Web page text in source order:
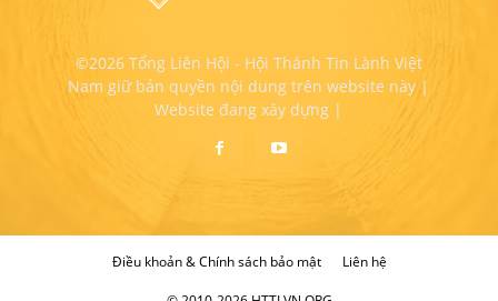
©2026 Tổng Liên Hội - Hội Thánh Tin Lành Việt
Nam giữ bản quyền nội dung trên website này |
Website đang xây dựng |
Điều khoản & Chính sách bảo mật Liên hệ